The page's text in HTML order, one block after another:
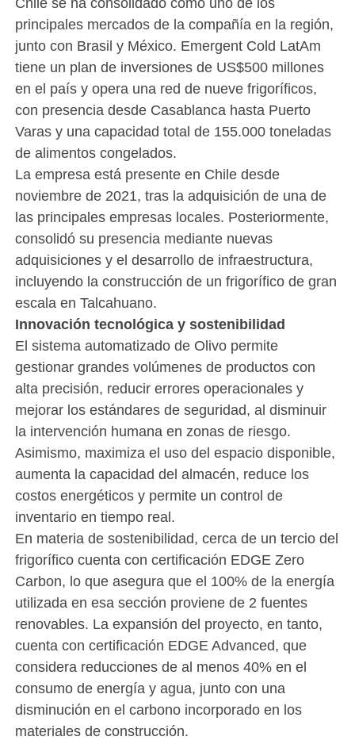
principales mercados de la compañía en la región,
junto con Brasil y México. Emergent Cold LatAm
tiene un plan de inversiones de US$500 millones
en el país y opera una red de nueve frigoríficos,
con presencia desde Casablanca hasta Puerto
Varas y una capacidad total de 155.000 toneladas
de alimentos congelados.
La empresa está presente en Chile desde
noviembre de 2021, tras la adquisición de una de
las principales empresas locales. Posteriormente,
consolidó su presencia mediante nuevas
adquisiciones y el desarrollo de infraestructura,
incluyendo la construcción de un frigorífico de gran
escala en Talcahuano.
Innovación tecnológica y sostenibilidad
El sistema automatizado de Olivo permite
gestionar grandes volúmenes de productos con
alta precisión, reducir errores operacionales y
mejorar los estándares de seguridad, al disminuir
la intervención humana en zonas de riesgo.
Asimismo, maximiza el uso del espacio disponible,
aumenta la capacidad del almacén, reduce los
costos energéticos y permite un control de
inventario en tiempo real.
En materia de sostenibilidad, cerca de un tercio del
frigorífico cuenta con certificación EDGE Zero
Carbon, lo que asegura que el 100% de la energía
utilizada en esa sección proviene de 2 fuentes
renovables. La expansión del proyecto, en tanto,
cuenta con certificación EDGE Advanced, que
considera reducciones de al menos 40% en el
consumo de energía y agua, junto con una
disminución en el carbono incorporado en los
materiales de construcción.